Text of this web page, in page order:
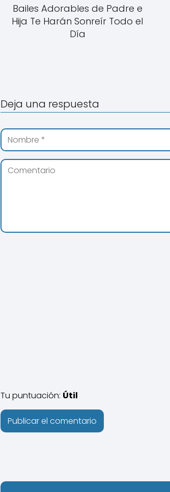
Bailes Adorables de Padre e
Hija Te Harán Sonreír Todo el
Día
Deja una respuesta
Tu puntuación: Útil